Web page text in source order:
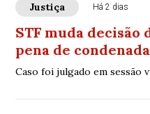
Justiça Há 2 dias
STF muda decisão
pena de
Caso foi julgado em sessão